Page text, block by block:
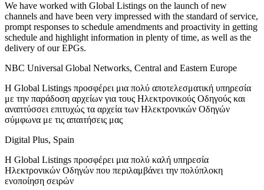
We have worked with Global Listings on the launch of new
channels and have been very impressed with the standard of service,
prompt responses to schedule amendments and proactivity in getting
schedule and highlight information in plenty of time, as well as the
delivery of our EPGs.
NBC Universal Global Networks, Central and Eastern Europe
Η Global Listings προσφέρει μια πολύ αποτελεσματική υπηρεσία
με την παράδοση αρχείων για τους Ηλεκτρονικούς Οδηγούς και
αναπτύσσει επιτυχώς τα αρχεία των Ηλεκτρονικών Οδηγών
σύμφωνα με τις απαιτήσεις μας
Digital Plus, Spain
Η Global Listings προσφέρει μια πολύ καλή υπηρεσία
Ηλεκτρονικών Οδηγών που περιλαμβάνει την πολύπλοκη
ενοποίηση σειρών